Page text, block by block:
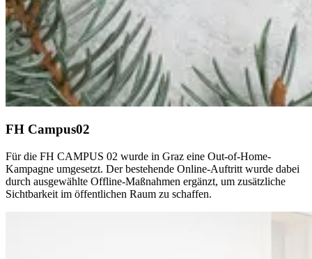
FH Campus02
Für die FH CAMPUS 02 wurde in Graz eine Out-of-Home-
Kampagne umgesetzt. Der bestehende Online-Auftritt wurde dabei
durch ausgewählte Offline-Maßnahmen ergänzt, um zusätzliche
Sichtbarkeit im öffentlichen Raum zu schaffen.